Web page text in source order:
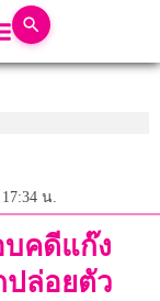
น.
บคดีแก๊ง
ปล่อยตัว